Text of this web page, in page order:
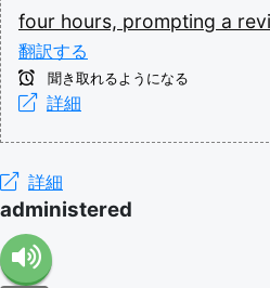
four hours, prompting a
翻訳する
聞き取れるようになる
詳細
詳細
administered